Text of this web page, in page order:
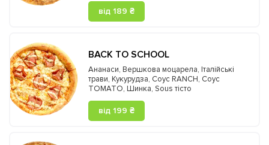
від 189 ₴
BACK TO SCHOOL
Ананаси, Вершкова моцарела, Італійські
трави, Кукурудза, Соус RANCH, Соус
TOMATO, Шинка, Sous тісто
від 199 ₴